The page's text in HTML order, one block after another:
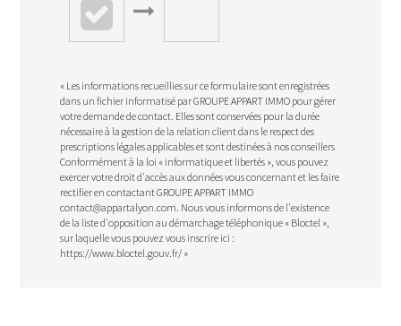
« Les informations recueillies sur ce formulaire sont enregistrées
dans un fichier informatisé par GROUPE APPART IMMO pour gérer
votre demande de contact. Elles sont conservées pour la durée
nécessaire à la gestion de la relation client dans le respect des
prescriptions légales applicables et sont destinées à nos conseillers
Conformément à la loi « informatique et libertés », vous pouvez
exercer votre droit d'accès aux données vous concernant et les faire
rectifier en contactant GROUPE APPART IMMO
contact@appartalyon.com. Nous vous informons de l'existence
de la liste d'opposition au démarchage téléphonique « Bloctel »,
sur laquelle vous pouvez vous inscrire ici :
https://www.bloctel.gouv.fr/ »